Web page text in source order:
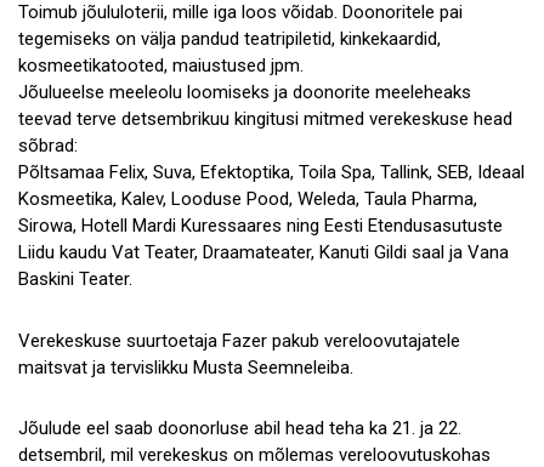
Toimub jõululoterii, mille iga loos võidab. Doonoritele pai
tegemiseks on välja pandud teatripiletid, kinkekaardid,
kosmeetikatooted, maiustused jpm.
Jõulueelse meeleolu loomiseks ja doonorite meeleheaks
teevad terve detsembrikuu kingitusi mitmed verekeskuse head
sõbrad:
Põltsamaa Felix, Suva, Efektoptika, Toila Spa, Tallink, SEB, Ideaal
Kosmeetika, Kalev, Looduse Pood, Weleda, Taula Pharma,
Sirowa, Hotell Mardi Kuressaares ning Eesti Etendusasutuste
Liidu kaudu Vat Teater, Draamateater, Kanuti Gildi saal ja Vana
Baskini Teater.
Verekeskuse suurtoetaja Fazer pakub vereloovutajatele
maitsvat ja tervislikku Musta Seemneleiba.
Jõulude eel saab doonorluse abil head teha ka 21. ja 22.
detsembril, mil verekeskus on mõlemas vereloovutuskohas